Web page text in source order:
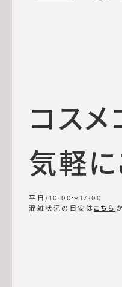
コス
気軽に
平日/10:00～17:00
混雑状況の目安はこちら